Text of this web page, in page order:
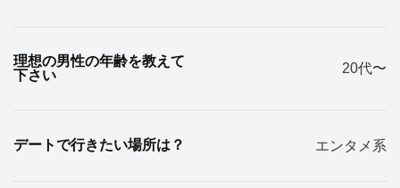
理想の男性の年齢を教えて
下さい
20代〜
デートで行きたい場所は？ エンタメ系